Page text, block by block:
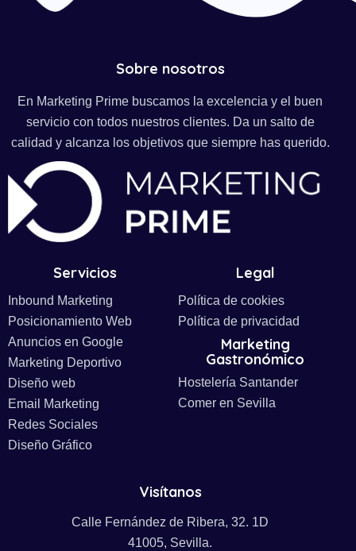
Sobre nosotros
En Marketing Prime buscamos la excelencia y el buen
servicio con todos nuestros clientes. Da un salto de
calidad y alcanza los objetivos que siempre has querido.
Servicios
Inbound Marketing
Posicionamiento Web
Anuncios en Google
Marketing Deportivo
Diseño web
Email Marketing
Redes Sociales
Diseño Gráfico
Legal
Política de cookies
Política de privacidad
Marketing
Gastronómico
Hostelería Santander
Comer en Sevilla
Visítanos
Calle Fernández de Ribera, 32. 1D
41005, Sevilla.